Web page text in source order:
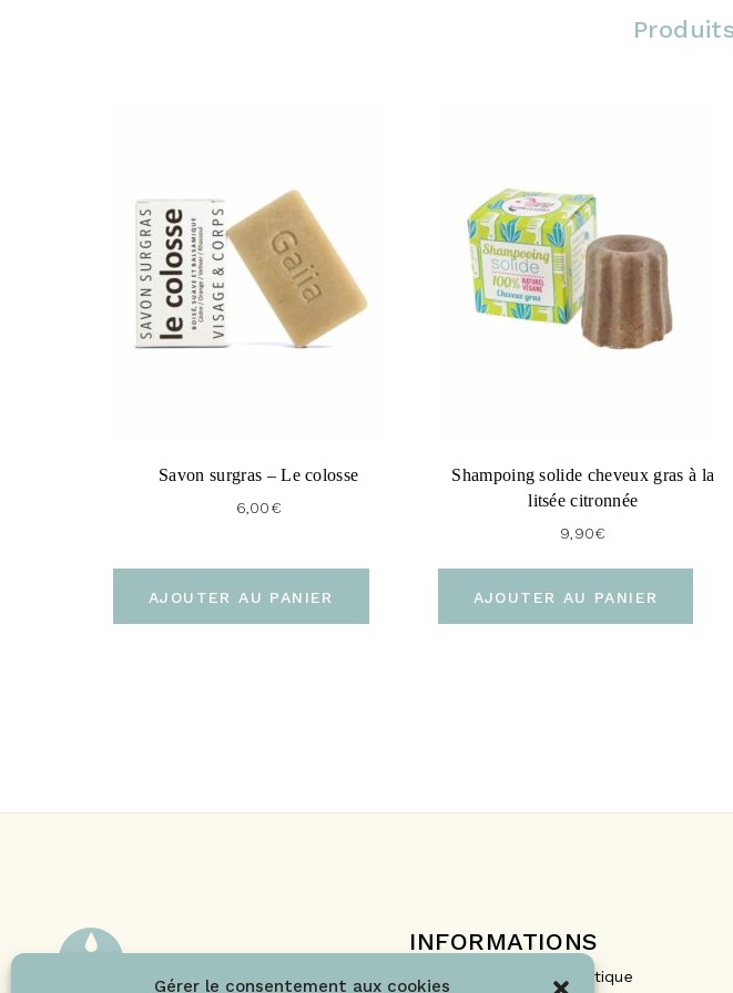
Gérer le consentement aux cookies
Savon surgras – Le colosse
6,00€
AJOUTER AU PANIER
Shampoing solide cheveux gras à la
litsée citronnée
9,90€
AJOUTER AU PANIER
INFORMATIONS
Le projet Drops La Boutique